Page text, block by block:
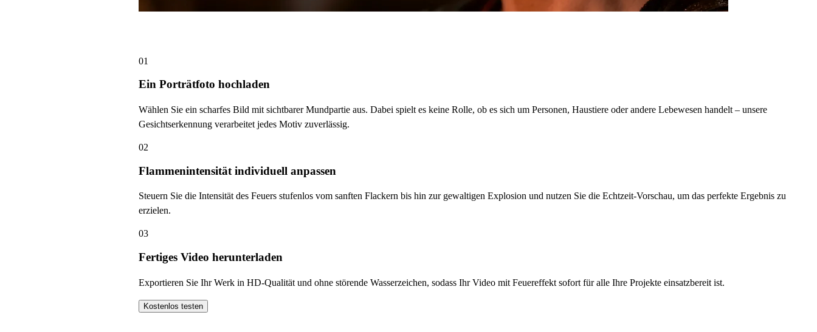
01
Ein Porträtfoto hochladen
Wählen Sie ein scharfes Bild mit sichtbarer Mundpartie aus. Dabei spielt es keine Rolle, ob es sich um Personen, Haustiere oder andere Lebewesen handelt – unsere
Gesichtserkennung verarbeitet jedes Motiv zuverlässig.
02
Flammenintensität individuell anpassen
Steuern Sie die Intensität des Feuers stufenlos vom sanften Flackern bis hin zur gewaltigen Explosion und nutzen Sie die Echtzeit-Vorschau, um das perfekte Ergebnis zu
erzielen.
03
Fertiges Video herunterladen
Exportieren Sie Ihr Werk in HD-Qualität und ohne störende Wasserzeichen, sodass Ihr Video mit Feuereffekt sofort für alle Ihre Projekte einsatzbereit ist.
Kostenlos testen